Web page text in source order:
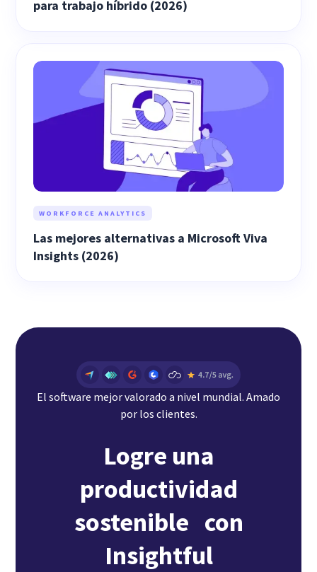
para trabajo híbrido (2026)
WORKFORCE ANALYTICS
Las mejores alternativas a Microsoft Viva
Insights (2026)
El software mejor valorado a nivel mundial. Amado
por los clientes.
Logre una
productividad
sostenible con
Insightful